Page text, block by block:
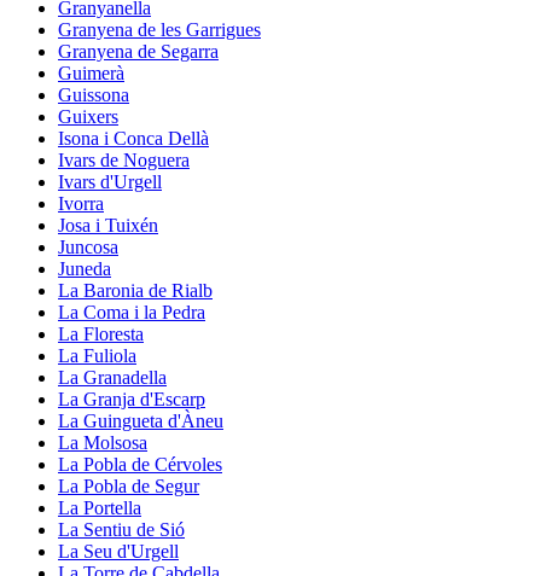
Granyanella
Granyena de les Garrigues
Granyena de Segarra
Guimerà
Guissona
Guixers
Isona i Conca Dellà
Ivars de Noguera
Ivars d'Urgell
Ivorra
Josa i Tuixén
Juncosa
Juneda
La Baronia de Rialb
La Coma i la Pedra
La Floresta
La Fuliola
La Granadella
La Granja d'Escarp
La Guingueta d'Àneu
La Molsosa
La Pobla de Cérvoles
La Pobla de Segur
La Portella
La Sentiu de Sió
La Seu d'Urgell